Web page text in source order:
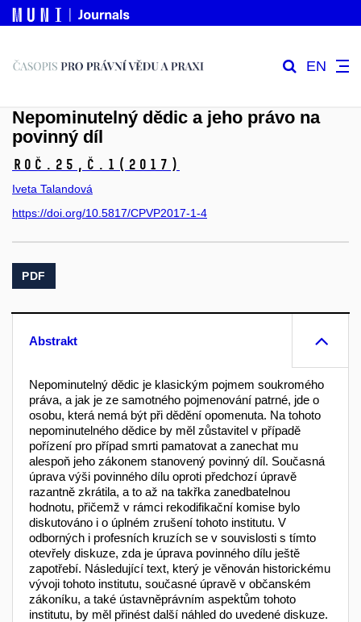
EN
Nepominutelný dědic a jeho právo na
povinný díl
Roč.25, č.1 (2017)
Iveta Talandová
https://doi.org/10.5817/CPVP2017-1-4
PDF
Abstrakt
Nepominutelný dědic je klasickým pojmem soukromého
práva, a jak je ze samotného pojmenování patrné, jde o
osobu, která nemá být při dědění opomenuta. Na tohoto
nepominutelného dědice by měl zůstavitel v případě
pořízení pro případ smrti pamatovat a zanechat mu
alespoň jeho zákonem stanovený povinný díl. Současná
úprava výši povinného dílu oproti předchozí úpravě
razantně zkrátila, a to až na takřka zanedbatelnou
hodnotu, přičemž v rámci rekodifikační komise bylo
diskutováno i o úplném zrušení tohoto institutu. V
odborných i profesních kruzích se v souvislosti s tímto
otevřely diskuze, zda je úprava povinného dílu ještě
zapotřebí. Následující text, který je věnován historickému
vývoji tohoto institutu, současné úpravě v občanském
zákoníku, a také ústavněprávním aspektům tohoto
institutu, by měl přinést další náhled do uvedené diskuze.